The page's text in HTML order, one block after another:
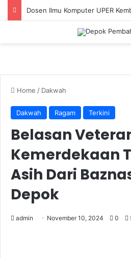
Home / Dakwah
Dakwah Ragam Terkini
Belasan
Kemerdekaan
Asih Dari
Depok
admin November 10, 2024 0